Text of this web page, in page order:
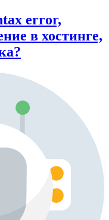
error,
в хостинге,